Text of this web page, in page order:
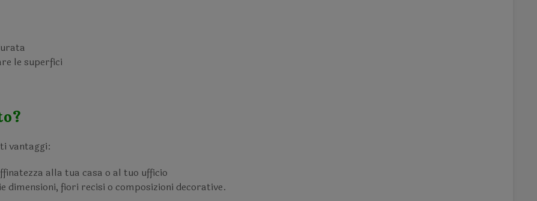
le superfici
vantaggi:
alla tua casa o al tuo ufficio
dimensioni, fiori recisi o composizioni decorative.